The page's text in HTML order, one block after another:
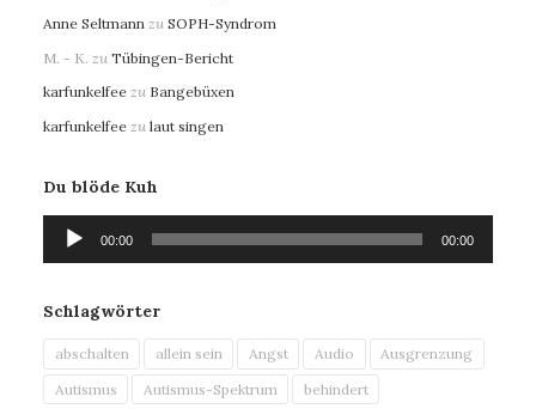
Anne Seltmann zu SOPH-Syndrom
M. - K. zu Tübingen-Bericht
karfunkelfee zu Bangebüxen
karfunkelfee zu laut singen
Du blöde Kuh
Audio-
Player
00:00 00:00
Schlagwörter
abschalten allein sein Angst Audio
Ausgrenzung
Autismus
Autismus-Spektrum behindert